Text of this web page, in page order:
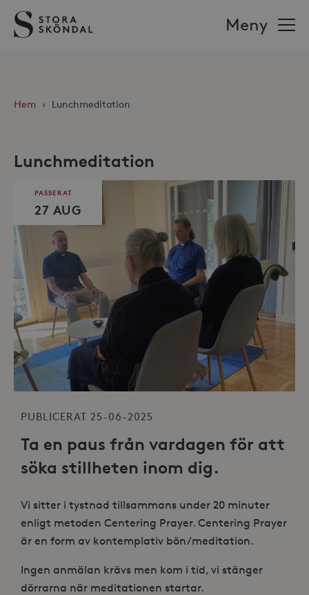
Stora
Sköndal
Meny
Hem › Lunchmeditation
Lunchmeditation
PASSERAT
27 AUG
PUBLICERAT 25-06-2025
Ta en paus från vardagen för att
söka stillheten inom dig.
Vi sitter i tystnad tillsammans under 20 minuter
enligt metoden Centering Prayer. Centering Prayer
är en form av kontemplativ bön/meditation.
Ingen anmälan krävs men kom i tid, vi stänger
dörrarna när meditationen startar.